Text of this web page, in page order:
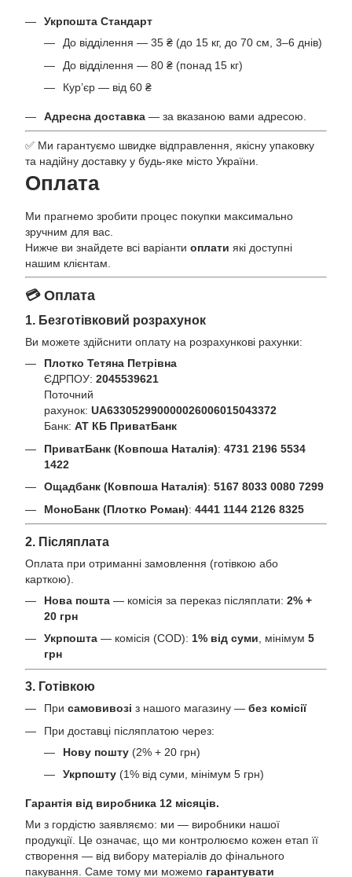
Укрпошта Стандарт
До відділення — 35 ₴ (до 15 кг, до 70 см, 3–6 днів)
До відділення — 80 ₴ (понад 15 кг)
Кур’єр — від 60 ₴
Адресна доставка — за вказаною вами адресою.
✅ Ми гарантуємо швидке відправлення, якісну упаковку
та надійну доставку у будь-яке місто України.
Оплата
Ми прагнемо зробити процес покупки максимально
зручним для вас.
Нижче ви знайдете всі варіанти оплати які доступні
нашим клієнтам.
💳 Оплата
1. Безготівковий розрахунок
Ви можете здійснити оплату на розрахункові рахунки:
Плотко Тетяна Петрівна
ЄДРПОУ: 2045539621
Поточний
рахунок: UA633052990000026006015043372
Банк: АТ КБ ПриватБанк
ПриватБанк (Ковпоша Наталія): 4731 2196 5534
1422
Ощадбанк (Ковпоша Наталія): 5167 8033 0080 7299
МоноБанк (Плотко Роман): 4441 1144 2126 8325
2. Післяплата
Оплата при отриманні замовлення (готівкою або
карткою).
Нова пошта — комісія за переказ післяплати: 2% +
20 грн
Укрпошта — комісія (COD): 1% від суми , мінімум 5
грн
3. Готівкою
При самовивозі з нашого магазину — без комісії
При доставці післяплатою через:
Нову пошту (2% + 20 грн)
Укрпошту (1% від суми, мінімум 5 грн)
Гарантія від виробника 12 місяців.
Ми з гордістю заявляємо: ми — виробники нашої
продукції. Це означає, що ми контролюємо кожен етап її
створення — від вибору матеріалів до фінального
пакування. Саме тому ми можемо гарантувати